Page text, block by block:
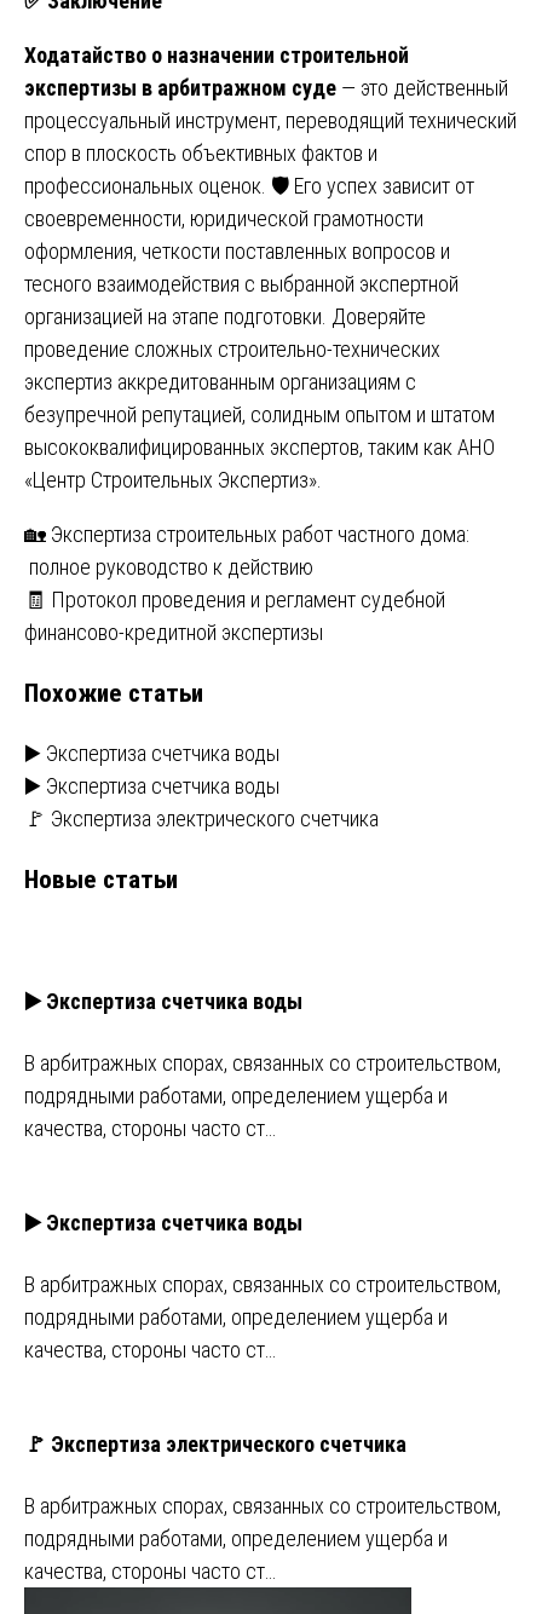
Ходатайство о назначении строительной
экспертизы в арбитражном суде — это действенный
процессуальный инструмент, переводящий технический
спор в плоскость объективных фактов и
профессиональных оценок. 🛡️ Его успех зависит от
своевременности, юридической грамотности
оформления, четкости поставленных вопросов и
тесного взаимодействия с выбранной экспертной
организацией на этапе подготовки. Доверяйте
проведение сложных строительно-технических
экспертиз аккредитованным организациям с
безупречной репутацией, солидным опытом и штатом
высококвалифицированных экспертов, таким как АНО
«Центр Строительных Экспертиз».
Навигация
по
записям
🏡 Экспертиза строительных работ частного дома:
полное руководство к действию
🧾 Протокол проведения и регламент судебной
финансово-кредитной экспертизы
Похожие статьи
▶️ Экспертиза счетчика воды
▶️ Экспертиза счетчика воды
🚩 Экспертиза электрического счетчика
Новые статьи
▶️ Экспертиза счетчика воды
В арбитражных спорах, связанных со строительством,
подрядными работами, определением ущерба и
качества, стороны часто ст…
▶️ Экспертиза счетчика воды
В арбитражных спорах, связанных со строительством,
подрядными работами, определением ущерба и
качества, стороны часто ст…
🚩 Экспертиза электрического счетчика
В арбитражных спорах, связанных со строительством,
подрядными работами, определением ущерба и
качества, стороны часто ст…